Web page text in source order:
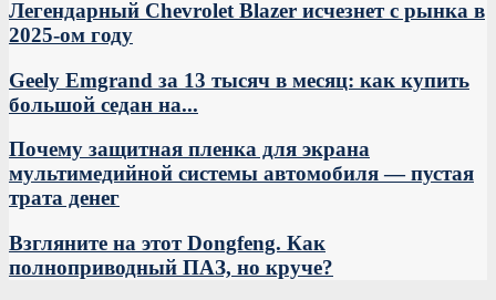
Легендарный Chevrolet Blazer исчезнет с рынка в
2025-ом году
Geely Emgrand за 13 тысяч в месяц: как купить
большой седан на...
Почему защитная пленка для экрана
мультимедийной системы автомобиля — пустая
трата денег
Взгляните на этот Dongfeng. Как
полноприводный ПАЗ, но круче?